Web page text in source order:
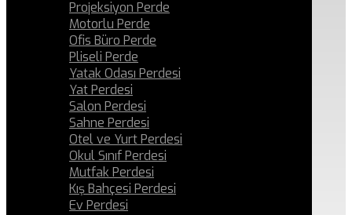
Projeksiyon Perde
Motorlu Perde
Ofis Büro Perde
Pliseli Perde
Yatak Odası Perdesi
Yat Perdesi
Salon Perdesi
Sahne Perdesi
Otel ve Yurt Perdesi
Okul Sınıf Perdesi
Mutfak Perdesi
Kış Bahçesi Perdesi
Ev Perdesi